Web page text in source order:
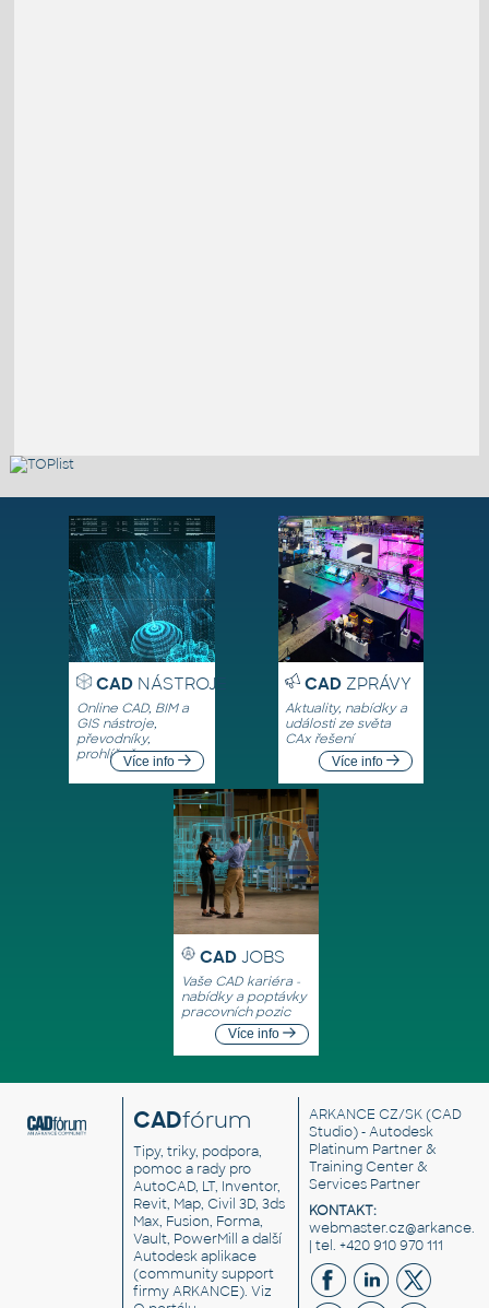
CADNÁSTROJE
Online CAD, BIM a
GIS nástroje,
převodníky,
prohlížečeVíce info
CADZPRÁVY
Aktuality, nabídky a
události ze světa
CAx řešení
Více info
CAD JOBS
Vaše CAD kariéra -
nabídky a poptávky
pracovních pozic
Více info
CADfórum
Tipy, triky, podpora,
pomoc a rady pro
AutoCAD, LT, Inventor,
Revit, Map, Civil 3D, 3ds
Max, Fusion, Forma,
Vault, PowerMill a další
Autodesk aplikace
(community support
firmy ARKANCE). Viz
ARKANCE CZ/SK(CAD
Studio) - Autodesk
Platinum Partner &
Training Center &
Services Partner
KONTAKT:
| tel. +420 910 970 111